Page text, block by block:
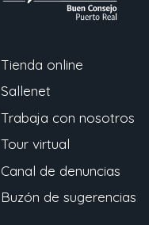
Tienda online
Sallenet
Trabaja con nosotros
Tour virtual
Canal de denuncias
Buzón de sugerencias